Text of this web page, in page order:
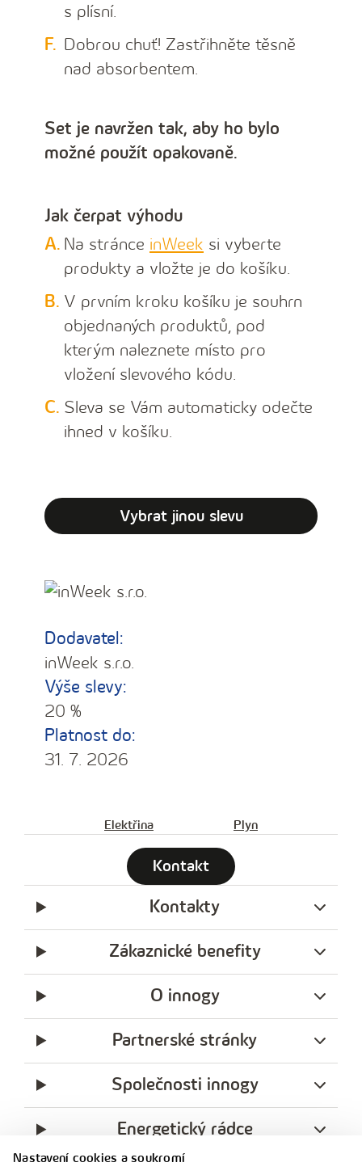
Nastavení cookies a soukromí
s plísní.
Dobrou chuť! Zastřihněte těsně
nad absorbentem.
Set je navržen tak, aby ho bylo
možné použít opakovaně.
Jak čerpat výhodu
Na stránce inWeek si vyberte
produkty a vložte je do košíku.
V prvním kroku košíku je souhrn
objednaných produktů, pod
kterým naleznete místo pro
vložení slevového kódu.
Sleva se Vám automaticky odečte
ihned v košíku.
Vybrat jinou slevu
Dodavatel:
inWeek s.r.o.
Výše slevy:
20 %
Platnost do:
31. 7. 2026
Elektřina Plyn
Kontakt
Kontakty
Zákaznické benefity
O innogy
Partnerské stránky
Společnosti innogy
Energetický rádce